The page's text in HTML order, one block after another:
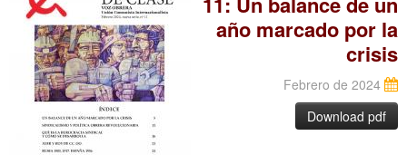
año marcado por la
crisis
Download pdf